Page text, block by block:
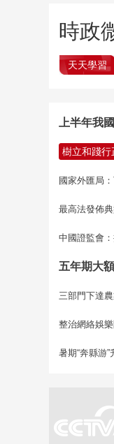
時政
天天學習
上半年我
樹立和踐行
國家外匯局
最高法發佈
中國證監會
五年期大
三部門下達
整治網絡娛
暑期“奔縣游